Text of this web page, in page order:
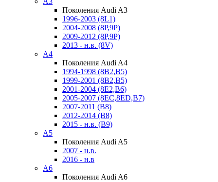
Поколения Audi A3
1996-2003 (8L1)
2004-2008 (8P,9P)
2009-2012 (8P,9P)
2013 - н.в. (8V)
A4
Поколения Audi A4
1994-1998 (8B2,B5)
1999-2001 (8B2,B5)
2001-2004 (8E2,B6)
2005-2007 (8EC,8ED,B7)
2007-2011 (B8)
2012-2014 (B8)
2015 - н.в. (B9)
A5
Поколения Audi A5
2007 - н.в.
2016 - н.в
A6
Поколения Audi A6